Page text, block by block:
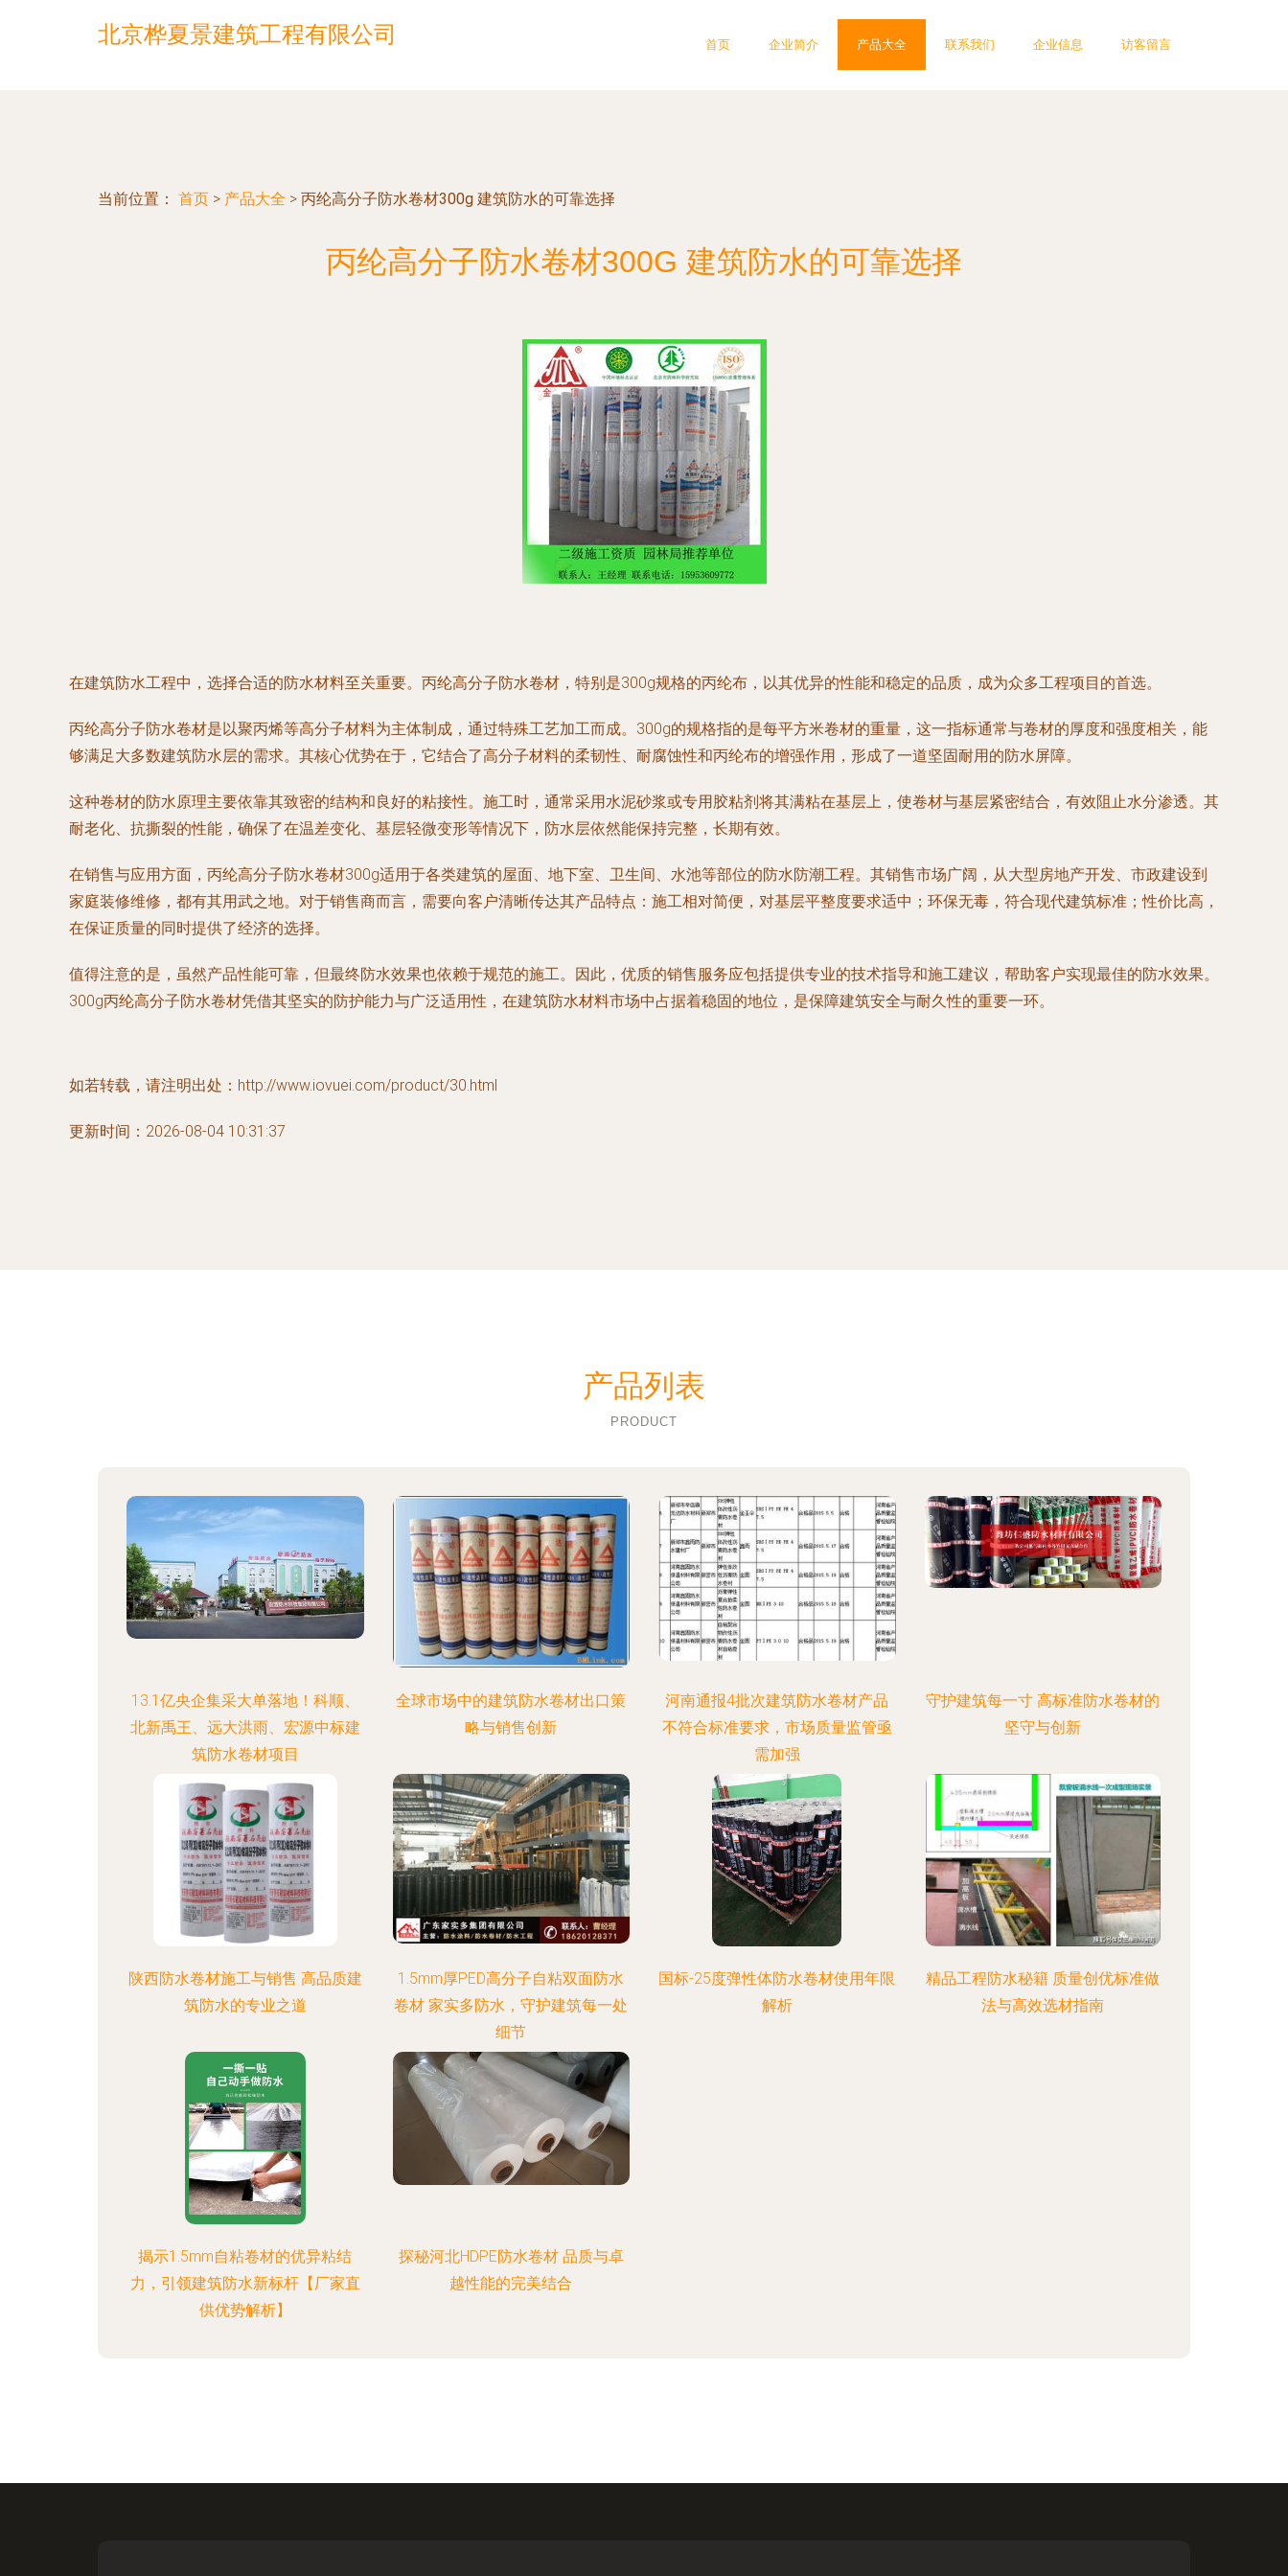
北京桦夏景建筑工程有限公司 首页 企业简介 产品大全 联系我们 企业信息 访客留言
当前位置： 首页 > 产品大全 > 丙纶高分子防水卷材300g 建筑防水的可靠选择
丙纶高分子防水卷材300G 建筑防水的可靠选择
在建筑防水工程中，选择合适的防水材料至关重要。丙纶高分子防水卷材，特别是300g规格的丙纶布，以其优异的性能和稳定的品质，成为众多工程项目的首选。
丙纶高分子防水卷材是以聚丙烯等高分子材料为主体制成，通过特殊工艺加工而成。300g的规格指的是每平方米卷材的重量，这一指标通常与卷材的厚度和强度相关，能
够满足大多数建筑防水层的需求。其核心优势在于，它结合了高分子材料的柔韧性、耐腐蚀性和丙纶布的增强作用，形成了一道坚固耐用的防水屏障。
这种卷材的防水原理主要依靠其致密的结构和良好的粘接性。施工时，通常采用水泥砂浆或专用胶粘剂将其满粘在基层上，使卷材与基层紧密结合，有效阻止水分渗透。其
耐老化、抗撕裂的性能，确保了在温差变化、基层轻微变形等情况下，防水层依然能保持完整，长期有效。
在销售与应用方面，丙纶高分子防水卷材300g适用于各类建筑的屋面、地下室、卫生间、水池等部位的防水防潮工程。其销售市场广阔，从大型房地产开发、市政建设到
家庭装修维修，都有其用武之地。对于销售商而言，需要向客户清晰传达其产品特点：施工相对简便，对基层平整度要求适中；环保无毒，符合现代建筑标准；性价比高，
在保证质量的同时提供了经济的选择。
值得注意的是，虽然产品性能可靠，但最终防水效果也依赖于规范的施工。因此，优质的销售服务应包括提供专业的技术指导和施工建议，帮助客户实现最佳的防水效果。
300g丙纶高分子防水卷材凭借其坚实的防护能力与广泛适用性，在建筑防水材料市场中占据着稳固的地位，是保障建筑安全与耐久性的重要一环。
如若转载，请注明出处：http://www.iovuei.com/product/30.html
更新时间：2026-08-04 10:31:37
产品列表
PRODUCT
13.1亿央企集采大单落地！科顺、
北新禹王、远大洪雨、宏源中标建
筑防水卷材项目
全球市场中的建筑防水卷材出口策
略与销售创新
河南通报4批次建筑防水卷材产品
不符合标准要求，市场质量监管亟
需加强
守护建筑每一寸 高标准防水卷材的
坚守与创新
陕西防水卷材施工与销售 高品质建
筑防水的专业之道
1.5mm厚PED高分子自粘双面防水
卷材 家实多防水，守护建筑每一处
细节
国标-25度弹性体防水卷材使用年限
解析
精品工程防水秘籍 质量创优标准做
法与高效选材指南
揭示1.5mm自粘卷材的优异粘结
力，引领建筑防水新标杆【厂家直
供优势解析】
探秘河北HDPE防水卷材 品质与卓
越性能的完美结合